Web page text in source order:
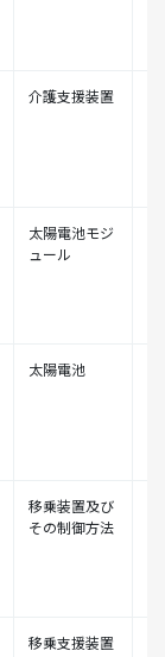
介護支援装置
太陽電池モジ
ュール
太陽電池
移乗装置及び
その制御方法
移乗支援装置